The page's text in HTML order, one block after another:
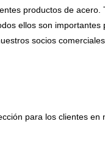
productos de
ellos son
socios
para los clientes